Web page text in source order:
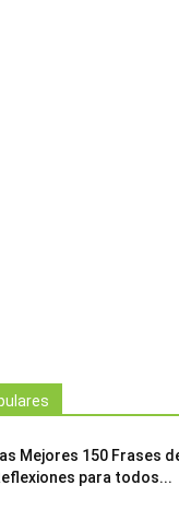
Mejores 150 Frases
para todos...